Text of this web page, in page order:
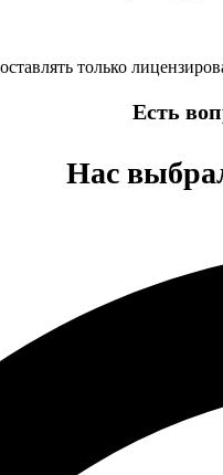
только
Есть
Нас